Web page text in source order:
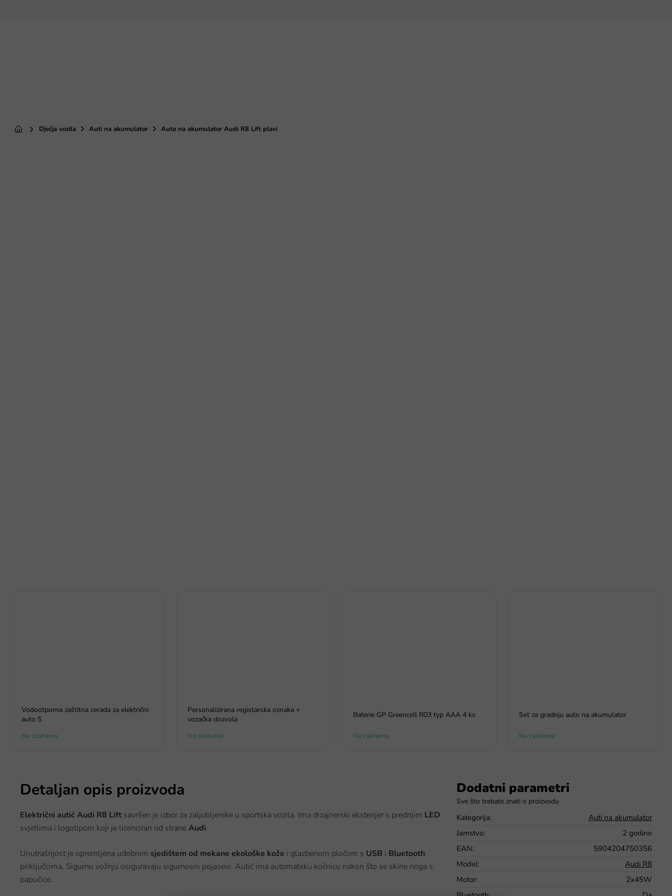
PočetnaDječja vozila Auti na akumulator Auto na akumulator Audi R8 Lift plavi
Vodootporna zaštitna cerada za električni
auto S
Na zalihama
Personalizirana registarska oznaka +
vozačka dozvola
Na zalihama
Baterie GP Greencell R03 typ AAA 4 ks
Na zalihama
Set za gradnju auto na akumulator
Na zalihama
Detaljan opis proizvoda
Električni autić Audi R8 Lift savršen je izbor za zaljubljenike u sportska vozila. Ima dizajnerski eksterijer s prednjim LED
svjetlima i logotipom koji je licenciran od straneAudi.
Unutrašnjost je opremljena udobnim sjedištem od mekane ekološke kože i glazbenom pločom s USB i Bluetooth
priključcima. Sigurnu vožnju osiguravaju sigurnosni pojasevi. Autić ima automatsku kočnicu nakon što se skine noga s
papučice.
Dodatni parametri
Kategorija:
Auti na akumulator
Jamstvo:
2 godine
EAN:
5904204750356
Model:
Audi R8
Motor:
2x45W